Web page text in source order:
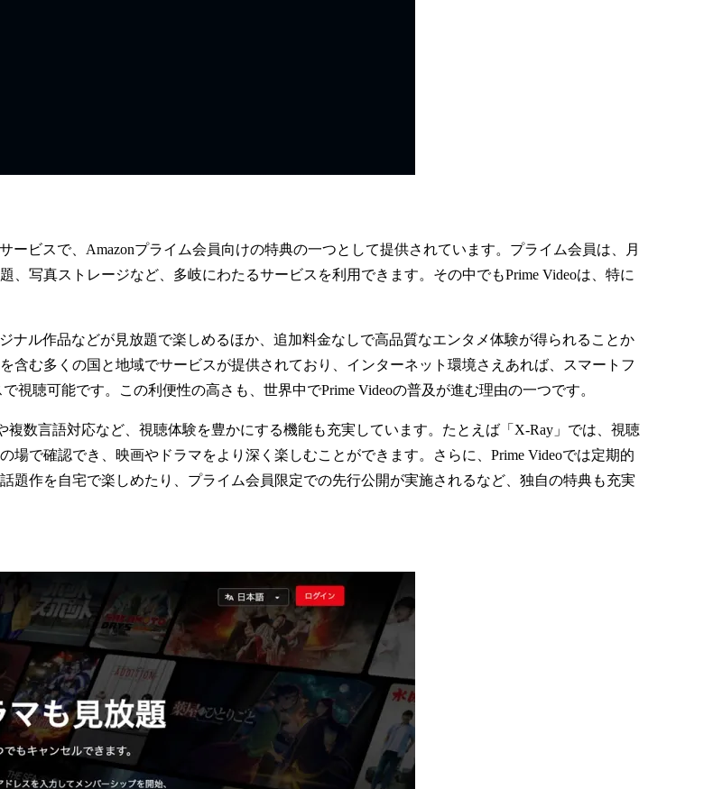
ービスで、Amazonプライム会員向けの特典の一つとして提供されています。プライム会員は、月
、写真ストレージなど、多岐にわたるサービスを利用できます。その中でもPrime Videoは、特に
ナル作品などが見放題で楽しめるほか、追加料金なしで高品質なエンタメ体験が得られることか
含む多くの国と地域でサービスが提供されており、インターネット環境さえあれば、スマートフ
視聴可能です。この利便性の高さも、世界中でPrime Videoの普及が進む理由の一つです。
複数言語対応など、視聴体験を豊かにする機能も充実しています。たとえば「X-Ray」では、視聴
で確認でき、映画やドラマをより深く楽しむことができます。さらに、Prime Videoでは定期的
題作を自宅で楽しめたり、プライム会員限定での先行公開が実施されるなど、独自の特典も充実